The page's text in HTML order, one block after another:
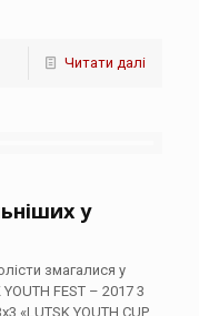
Читати далі
у
змагалися у
FEST – 2017 3
«LUTSK YOUTH CUP